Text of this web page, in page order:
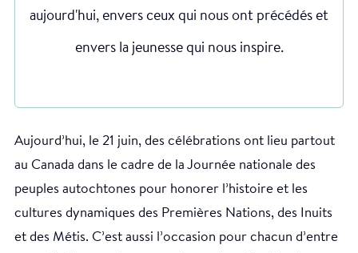
aujourd'hui, envers ceux qui nous ont précédés et
envers la jeunesse qui nous inspire.
Aujourd’hui, le 21 juin, des célébrations ont lieu partout
au Canada dans le cadre de la Journée nationale des
peuples autochtones pour honorer l’histoire et les
cultures dynamiques des Premières Nations, des Inuits
et des Métis. C’est aussi l’occasion pour chacun d’entre